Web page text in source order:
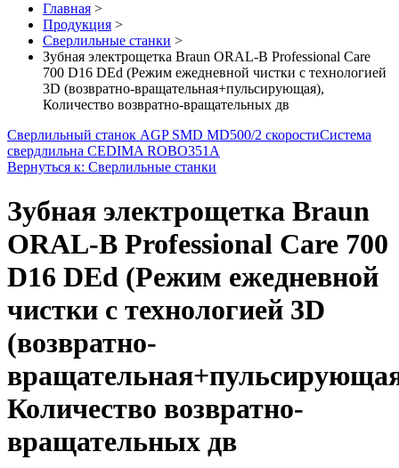
Главная >
Продукция >
Сверлильные станки >
Зубная электрощетка Braun ORAL-B Professional Care
700 D16 DEd (Режим ежедневной чистки с технологией
3D (возвратно-вращательная+пульсирующая),
Количество возвратно-вращательных дв
Сверлильный станок AGP SMD MD500/2 скоростиСистема
свердлильна CEDIMA ROBO351A
Вернуться к: Сверлильные станки
Зубная электрощетка Braun
ORAL-B Professional Care 700
D16 DEd (Режим ежедневной
чистки с технологией 3D
(возвратно-
Количество возвратно-
вращательных дв